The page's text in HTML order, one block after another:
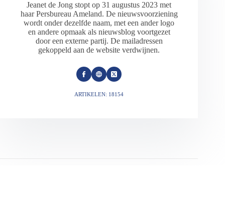
Jeanet de Jong stopt op 31 augustus 2023 met
haar Persbureau Ameland. De nieuwsvoorziening
wordt onder dezelfde naam, met een ander logo
en andere opmaak als nieuwsblog voortgezet
door een externe partij. De mailadressen
gekoppeld aan de website verdwijnen.
ARTIKELEN: 18154